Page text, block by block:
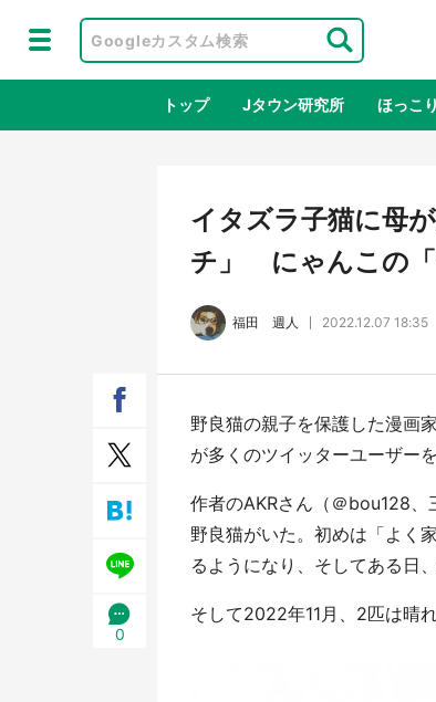
トップ Jタウン研究所 ほっこ
鳥取・境港「ゲゲゲの妖怪楽園」限定
だった鬼太郎グッズ買える 銀座・博
イタズラ子猫に母
チ」 にゃんこの「
福田 週人 2022.12.07 18:35
0
野良猫の親子を保護した漫画
が多くのツイッターユーザー
作者のAKRさん（＠bou128
野良猫がいた。初めは「よく
るようになり、そしてある日
そして2022年11月、2匹は晴